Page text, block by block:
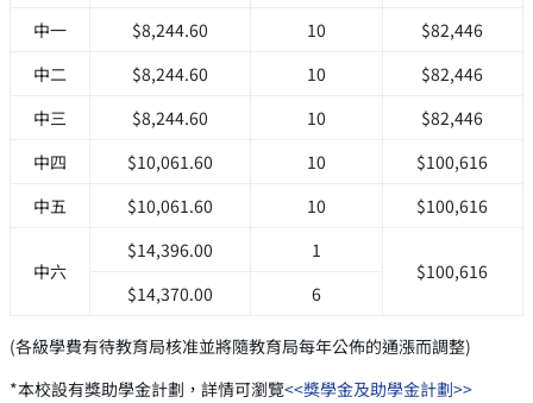
中一
$8,244.60 10
$82,446
中二
$8,244.60 10
$82,446
中三
$8,244.60 10
$82,446
中四
$10,061.60 10
$100,616
中五
$10,061.60 10 $100,616
中六
$14,396.00
1
$100,616
$14,370.00
6
(各級學費有待教育局核准並將隨教育局每年公佈的通漲而調整)
*本校設有獎助學金計劃，詳情可瀏覽<<獎學金及助學金計劃>>